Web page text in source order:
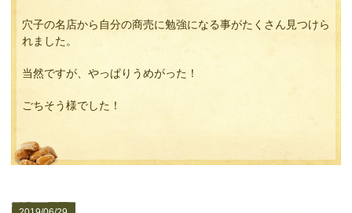
穴子の名店から自分の商売に勉強になる事がたくさん見つけら
れました。
当然ですが、やっぱりうめがった！
ごちそう様でした！